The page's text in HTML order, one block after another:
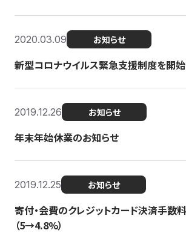
2020.03.09 お知らせ
新型コロナウイルス緊急支援制度を開始
2019.12.26 お知らせ
年末年始休業のお知らせ
2019.12.25 お知らせ
寄付・会費のクレジットカード決済手数
（5→4.8%）